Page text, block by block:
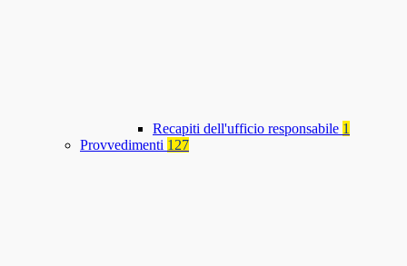
Recapiti dell'ufficio responsabile 1
Provvedimenti 127